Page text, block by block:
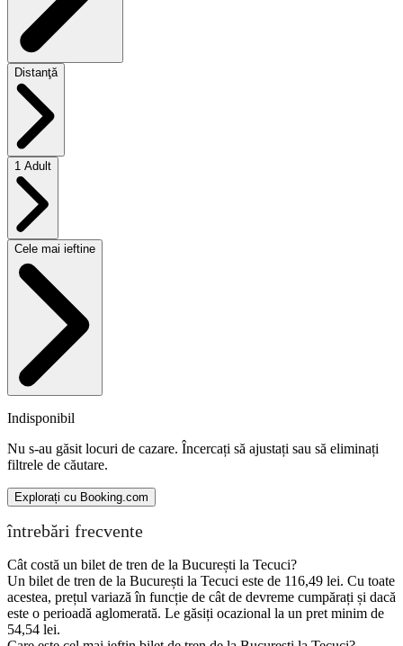
Distanţă
1 Adult
Cele mai ieftine
Indisponibil
Nu s-au găsit locuri de cazare. Încercați să ajustați sau să eliminați
filtrele de căutare.
Explorați cu Booking.com
întrebări frecvente
Cât costă un bilet de tren de la București la Tecuci?
Un bilet de tren de la București la Tecuci este de 116,49 lei. Cu toate
acestea, prețul variază în funcție de cât de devreme cumpărați și dacă
este o perioadă aglomerată. Le găsiți ocazional la un pret minim de
54,54 lei.